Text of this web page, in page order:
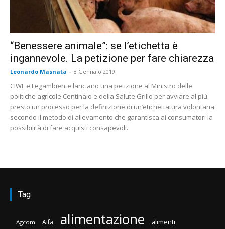
“Benessere animale”: se l’etichetta è
ingannevole. La petizione per fare chiarezza
Leonardo Masnata - 8 Gennaio 2019
CIWF e Legambiente lanciano una petizione al Ministro delle
politiche agricole Centinaio e della Salute Grillo per avviare al più
presto un processo per la definizione di un’etichettatura volontaria
secondo il metodo di allevamento che garantisca ai consumatori la
possibilità di fare acquisti consapevoli.
Tag
Agcom Aifa alimentazione alimenti